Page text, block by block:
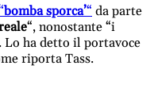
‘bomba sporca’“ da parte
“, nonostante “i
Lo ha detto il portavoce
riporta Tass.